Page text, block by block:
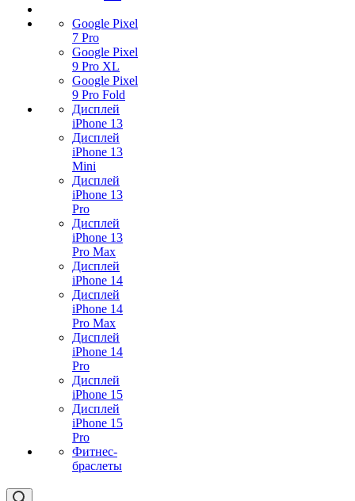
Google Pixel
7 Pro
Google Pixel
9 Pro XL
Google Pixel
9 Pro Fold
Дисплей
iPhone 13
Дисплей
iPhone 13
Mini
Дисплей
iPhone 13
Pro
Дисплей
iPhone 13
Pro Max
Дисплей
iPhone 14
Дисплей
iPhone 14
Pro Max
Дисплей
iPhone 14
Pro
Дисплей
iPhone 15
Дисплей
iPhone 15
Pro
Фитнес-
браслеты